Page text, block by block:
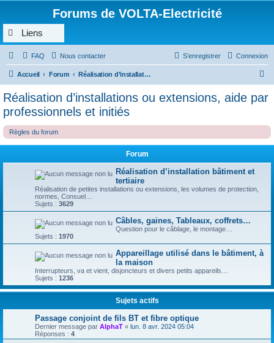
Forums de VOLTA-Electricité
Liens
FAQ Nous contacter Connexion
S’enregistrer
Accueil Forum Réalisation d’installations ou extensions, aide par professionnels et initiés
r
c
Réalisation d’installations ou extensions, aide par
professionnels et initiés
Règles du forum
Forum
Réalisation d’installation bâtiment et
tertiaire
Réalisation de petites installations ou extensions, les volumes de protection,
normes, Consuel…
Sujets : 3629
Câbles, gaines, Tableaux, coffrets…
Question pour le câblage, le montage…
Sujets : 1970
Appareillage utilisé dans le bâtiment, à
la maison
Interrupteurs, va et vient, disjoncteurs et divers petits appareils…
Sujets : 1236
Sujets actifs
Passage conjoint de fils BT et fibre optique
Dernier message par AlphaT « lun. 8 avr. 2024 05:04
Réponses : 4